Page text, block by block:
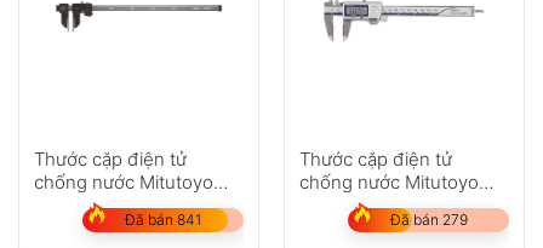
Thước cặp điện tử
chống nước Mitutoyo
552-305-10
Đã bán 841
Thước cặp điện tử
chống nước Mitutoyo
500-752-20
Đã bán 279